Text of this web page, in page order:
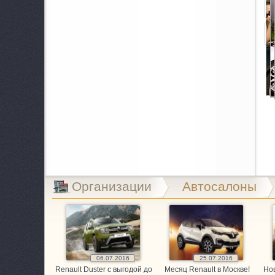
Организации Автосалоны
06.07.2016
Renault Duster с выгодой до
25.07.2016
Месяц Renault в Москве!